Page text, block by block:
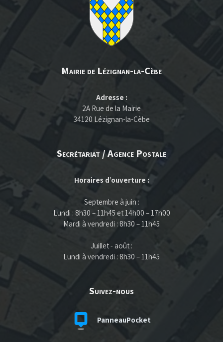
Mairie de Lézignan-la-Cèbe
Adresse :
2A Rue de la Mairie
34120 Lézignan-la-Cèbe
Secrétariat / Agence Postale
Horaires d’ouverture :
Septembre à juin :
Lundi : 8h30 – 11h45 et 14h00 – 17h00
Mardi à vendredi : 8h30 – 11h45
Juillet - août :
Lundi à vendredi : 8h30 – 11h45
Suivez-nous
PanneauPocket